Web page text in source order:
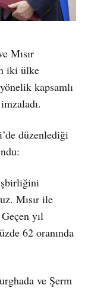
Mısır
iki ülke
kapsamlı
düzenlediği
Mısır ile
yıl
62 oranında
ve Şerm